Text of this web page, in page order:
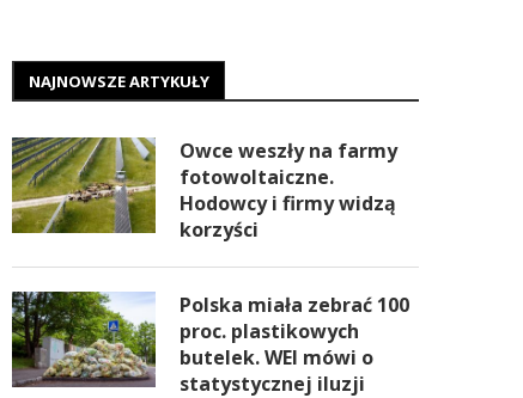
NAJNOWSZE ARTYKUŁY
Owce weszły na farmy
fotowoltaiczne.
Hodowcy i firmy widzą
korzyści
Polska miała zebrać 100
proc. plastikowych
butelek. WEI mówi o
statystycznej iluzji